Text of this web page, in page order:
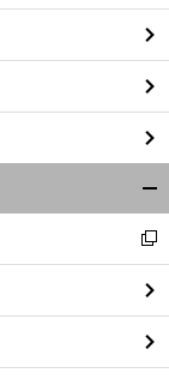
閉
る
新
し
い
ウ
ィ
ン